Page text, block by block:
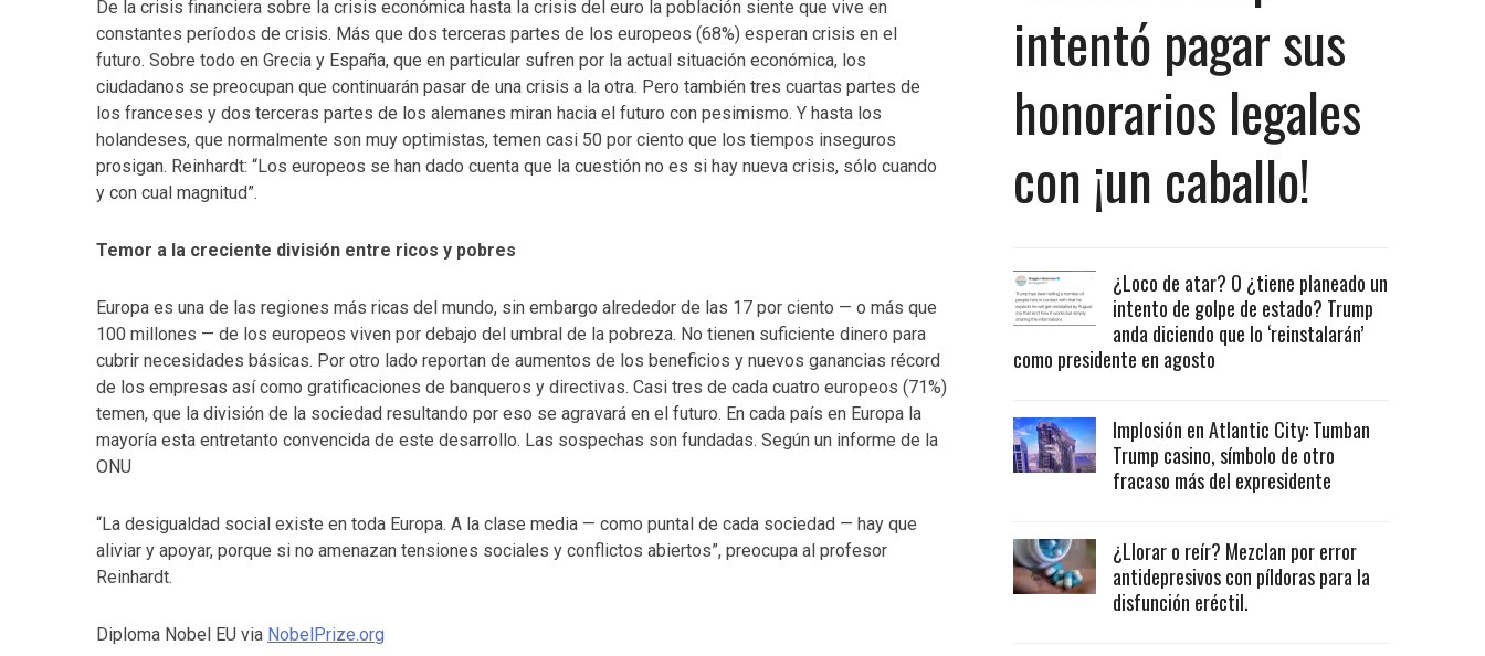
De la crisis financiera sobre la crisis económica hasta la crisis del euro la población siente que vive en
constantes períodos de crisis. Más que dos terceras partes de los europeos (68%) esperan crisis en el
futuro. Sobre todo en Grecia y España, que en particular sufren por la actual situación económica, los
ciudadanos se preocupan que continuarán pasar de una crisis a la otra. Pero también tres cuartas partes de
los franceses y dos terceras partes de los alemanes miran hacia el futuro con pesimismo. Y hasta los
holandeses, que normalmente son muy optimistas, temen casi 50 por ciento que los tiempos inseguros
prosigan. Reinhardt: “Los europeos se han dado cuenta que la cuestión no es si hay nueva crisis, sólo cuando
y con cual magnitud”.
Temor a la creciente división entre ricos y pobres
Europa es una de las regiones más ricas del mundo, sin embargo alrededor de las 17 por ciento — o más que
100 millones — de los europeos viven por debajo del umbral de la pobreza. No tienen suficiente dinero para
cubrir necesidades básicas. Por otro lado reportan de aumentos de los beneficios y nuevos ganancias récord
de los empresas así como gratificaciones de banqueros y directivas. Casi tres de cada cuatro europeos (71%)
temen, que la división de la sociedad resultando por eso se agravará en el futuro. En cada país en Europa la
mayoría esta entretanto convencida de este desarrollo. Las sospechas son fundadas. Según un informe de la
ONU
“La desigualdad social existe en toda Europa. A la clase media — como puntal de cada sociedad — hay que
aliviar y apoyar, porque si no amenazan tensiones sociales y conflictos abiertos”, preocupa al profesor
Reinhardt.
Diploma Nobel EU via NobelPrize.org
intentó pagar sus
honorarios legales
con ¡un caballo!
¿Loco de atar? O ¿tiene planeado un
intento de golpe de estado? Trump
anda diciendo que lo ‘reinstalarán’
como presidente en agosto
Implosión en Atlantic City: Tumban
Trump casino, símbolo de otro
fracaso más del expresidente
¿Llorar o reír? Mezclan por error
antidepresivos con píldoras para la
disfunción eréctil.